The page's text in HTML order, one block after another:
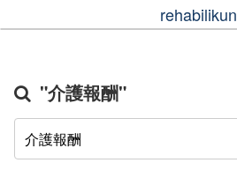
rehabilikun
"介護報酬"